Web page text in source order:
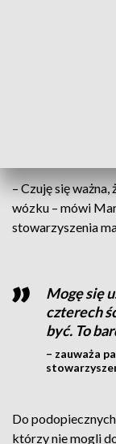
– Czuję się ważna,
wózku – mówi
stowarzyszenia
Mogę się
czterech
być. To
– zauważa
Do
którzy nie mogli